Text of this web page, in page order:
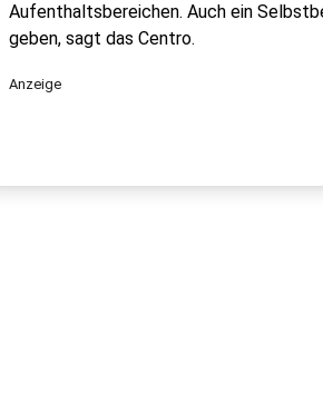
Aufenthaltsbereichen. Auch ein
geben, sagt das Centro.
Anzeige